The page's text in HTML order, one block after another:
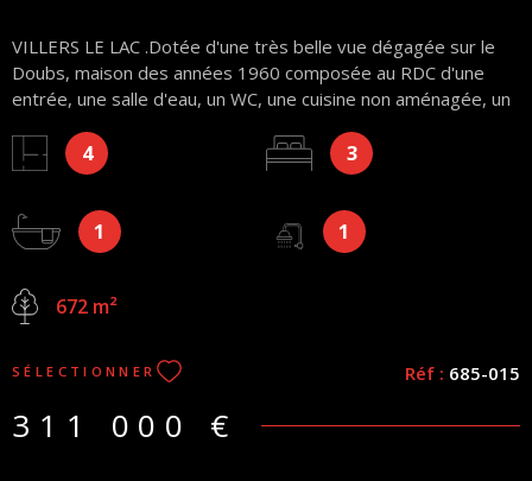
VILLERS LE LAC .Dotée d'une très belle vue dégagée sur le
Doubs, maison des années 1960 composée au RDC d'une
entrée, une salle d'eau, un WC, une cuisine non aménagée, un
un dégagement, 2 chambres dont une avec placards intégrés,
une remise et en rez-de-jardin une cave, un local chaufferie,
dépendance et un garage de 24m². Le tout sur 672m² de
terrain. Honoraires agence vendeur (la superficie habitable
ne constitue pas une garantie contractuelle opposable à
4 3
1 1
672 m²
SÉLECTIONNER Réf : 685-015
311 000 €